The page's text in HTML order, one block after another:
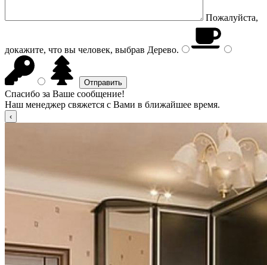
Пожалуйста,
докажите, что вы человек, выбрав Дерево.
Спасибо за Ваше сообщение!
Наш менеджер свяжется с Вами в ближайшее время.